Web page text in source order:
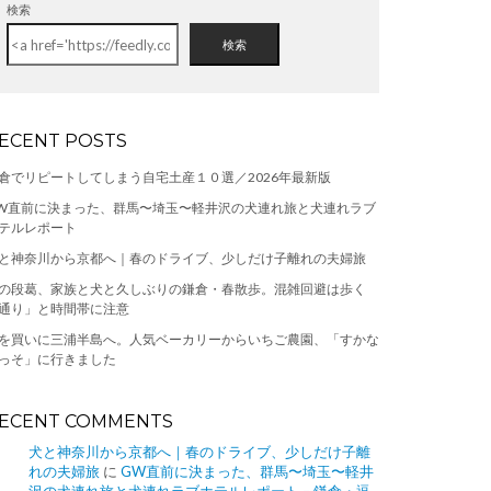
検索
検索
POSTS
でリピートしてしまう自宅土産１０選／2026年最新版
直前に決まった、群馬〜埼玉〜軽井沢の犬連れ旅と犬連れラブ
ルレポート
神奈川から京都へ｜春のドライブ、少しだけ子離れの夫婦旅
段葛、家族と犬と久しぶりの鎌倉・春散歩。混雑回避は歩く
通り」と時間帯に注意
買いに三浦半島へ。人気ベーカリーからいちご農園、「すかな
そ」に行きました
COMMENTS
犬と神奈川から京都へ｜春のドライブ、少しだけ子離
れの夫婦旅 に GW直前に決まった、群馬〜埼玉〜軽井